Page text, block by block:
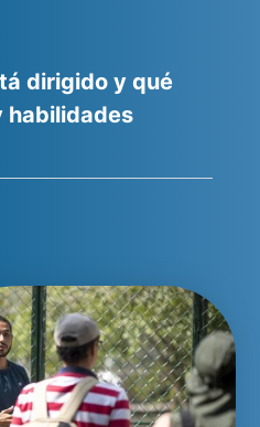
dirigido y qué
habilidades